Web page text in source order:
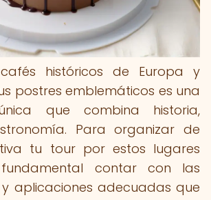
históricos de Europa y
postres emblemáticos es una
que combina historia,
Para organizar de
tu tour por estos lugares
contar con las
aplicaciones adecuadas que